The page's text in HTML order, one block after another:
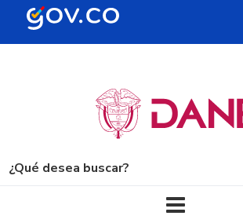
¿Qué desea buscar?